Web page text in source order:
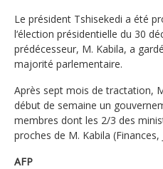
Le président Tshisekedi a été
l‘élection présidentielle du 30
prédécesseur, M. Kabila, a
majorité parlementaire.
Après sept mois de tractation,
début de semaine un
membres dont les 2/3 des
proches de M. Kabila
AFP